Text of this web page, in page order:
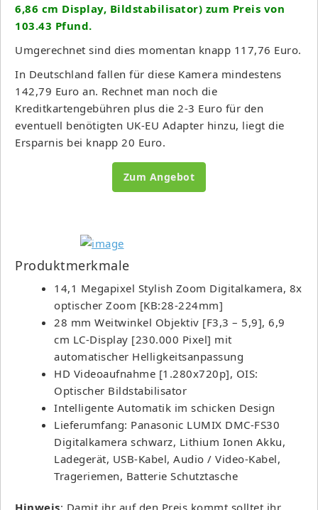
6,86 cm Display, Bildstabilisator) zum Preis von
103.43 Pfund.
Umgerechnet sind dies momentan knapp 117,76 Euro.
In Deutschland fallen für diese Kamera mindestens
142,79 Euro an. Rechnet man noch die
Kreditkartengebühren plus die 2-3 Euro für den
eventuell benötigten UK-EU Adapter hinzu, liegt die
Ersparnis bei knapp 20 Euro.
Zum Angebot
Produktmerkmale
14,1 Megapixel Stylish Zoom Digitalkamera, 8x
optischer Zoom [KB:28-224mm]
28 mm Weitwinkel Objektiv [F3,3 – 5,9], 6,9
cm LC-Display [230.000 Pixel] mit
automatischer Helligkeitsanpassung
HD Videoaufnahme [1.280x720p], OIS:
Optischer Bildstabilisator
Intelligente Automatik im schicken Design
Lieferumfang: Panasonic LUMIX DMC-FS30
Digitalkamera schwarz, Lithium Ionen Akku,
Ladegerät, USB-Kabel, Audio / Video-Kabel,
Trageriemen, Batterie Schutztasche
Hinweis: Damit ihr auf den Preis kommt solltet ihr